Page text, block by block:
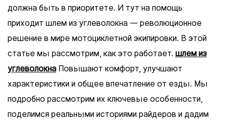
должна быть в приоритете. И тут на помощь
приходит шлем из углеволокна — революционное
решение в мире мотоциклетной экипировки. В этой
статье мы рассмотрим, как это работает. шлем из
углеволокна Повышают комфорт, улучшают
характеристики и общее впечатление от езды. Мы
подробно рассмотрим их ключевые особенности,
поделимся реальными историями райдеров и дадим